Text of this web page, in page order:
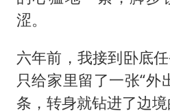
涩。
六年前，我接到卧底
只给家里留了一张“外
条，转身就钻进了边境